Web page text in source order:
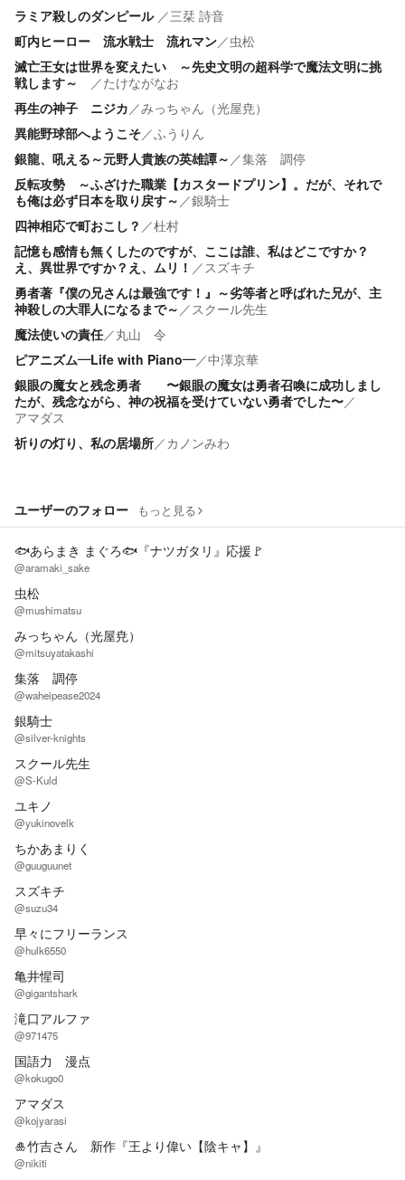
ラミア殺しのダンピール ／三栞 詩音
町内ヒーロー 流水戦士 流れマン／虫松
滅亡王女は世界を変えたい ～先史文明の超科学で魔法文明に挑
戦します～ ／たけながなお
再生の神子 ニジカ／みっちゃん（光屋尭）
異能野球部へようこそ／ふうりん
銀龍、吼える～元野人貴族の英雄譚～ ／集落 調停
反転攻勢 ～ふざけた職業【カスタードプリン】。だが、それで
も俺は必ず日本を取り戻す～ ／銀騎士
四神相応で町おこし？ ／杜村
記憶も感情も無くしたのですが、ここは誰、私はどこですか？
え、異世界ですか？え、ムリ！ ／スズキチ
勇者著『僕の兄さんは最強です！』～劣等者と呼ばれた兄が、主
神殺しの大罪人になるまで～ ／スクール先生
魔法使いの責任／丸山 令
ピアニズム—Life with Piano—／中澤京華
銀眼の魔女と残念勇者 〜銀眼の魔女は勇者召喚に成功しまし
たが、残念ながら、神の祝福を受けていない勇者でした〜／
アマダス
祈りの灯り、私の居場所／カノンみわ
ユーザーのフォロー もっと見る
🐟あらまき まぐろ🐟『ナツガタリ』応援🚩
@aramaki_sake
虫松
@mushimatsu
みっちゃん（光屋尭）
@mitsuyatakashi
集落 調停
@waheipease2024
銀騎士
@silver-knights
スクール先生
@S-Kuld
ユキノ
@yukinovelk
ちかあまりく
@guuguunet
スズキチ
@suzu34
早々にフリーランス
@hulk6550
亀井惺司
@gigantshark
滝口アルファ
@971475
国語力 漫点
@kokugo0
アマダス
@kojyarasi
🎍竹吉さん 新作『王より偉い【陰キャ】』
@nikiti